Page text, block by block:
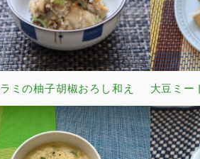
ミの柚子胡椒おろし和え 大豆ミー